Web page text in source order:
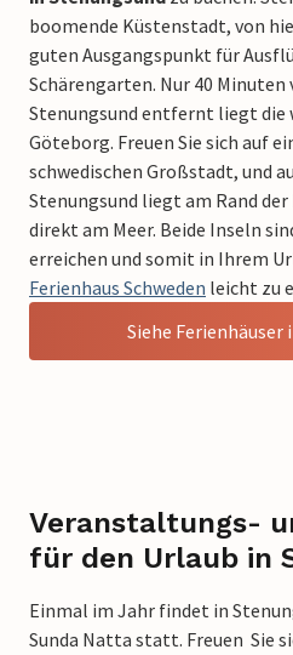
boomende Küstenstadt, von
guten Ausgangspunkt für
Schärengarten. Nur 40 Minuten
Stenungsund entfernt liegt die
Göteborg. Freuen Sie sich auf
schwedischen Großstadt, und
Stenungsund liegt am Rand
direkt am Meer. Beide Inseln
erreichen und somit in Ihrem
Ferienhaus Schweden leicht zu
Siehe Ferienhäuser
Veranstaltungs-
für den Urlaub in
Einmal im Jahr findet in
Sunda Natta statt. Freuen Sie